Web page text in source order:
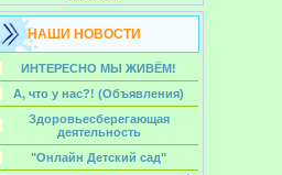
НАШИ НОВОСТИ
ИНТЕРЕСНО МЫ ЖИВЁМ!
А, что у нас?! (Объявления)
Здоровьесберегающая
деятельность
"Онлайн Детский сад"